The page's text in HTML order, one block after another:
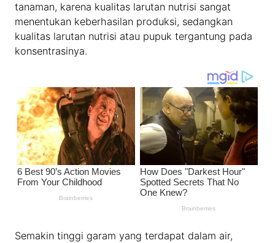
tanaman, karena kualitas larutan nutrisi sangat
menentukan keberhasilan produksi, sedangkan
kualitas larutan nutrisi atau pupuk tergantung pada
konsentrasinya.
Semakin tinggi garam yang terdapat dalam air,